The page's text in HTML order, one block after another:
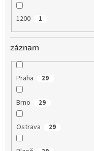
1200 1
záznam
Praha 29
Brno 29
Ostrava 29